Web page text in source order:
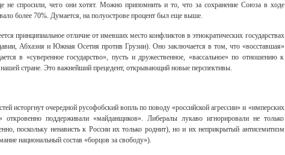
не спросили, чего они хотят. Можно припомнить и то, что за сохранение Союза в ходе
более 70%. Думается, на полуострове процент был еще выше.
принципиальное отличие от имевших место конфликтов в этнократических государствах
Абхазия и Южная Осетия против Грузии). Оно заключается в том, что «восставшая»
в «суверенное государство», пусть и дружественное, «вассальное» по отношению к
нашей стране. Это важнейший прецедент, открывающий новые перспективы.
исторгнут очередной русофобский вопль по поводу «российской агрессии» и «имперских
откровенно поддерживали «майданщиков». Либералы лукаво игнорировали не только
поскольку ненависть к России их только роднит), но и их неприкрытый антисемитизм
национальный состав «борцов за свободу»).